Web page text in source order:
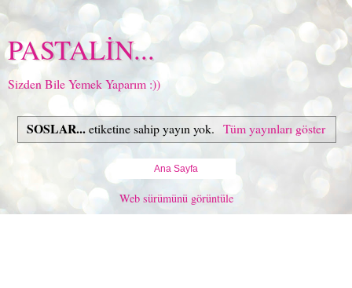
PASTALİN...
Sizden Bile Yemek Yaparım :))
SOSLAR...etiketine sahip yayın yok. Tüm yayınları göster
Ana Sayfa
Web sürümünü görüntüle